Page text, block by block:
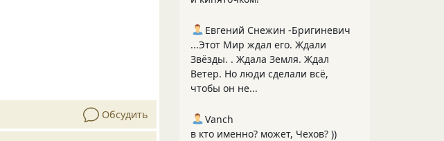
Обсудить
Евгений Снежин -Бригиневич
...Этот Мир ждал его. Ждали
Звёзды. . Ждала Земля. Ждал
Ветер. Но люди сделали всё,
чтобы он не...
Vanch
в кто именно? может, Чехов? ))